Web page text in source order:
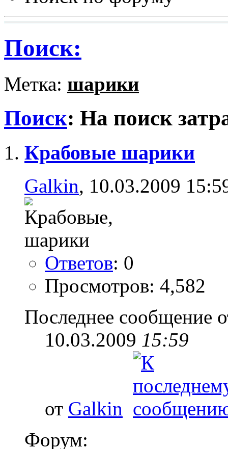
Поиск:
Метка: шарики
Поиск: На поиск
Крабовые шарики
Galkin, 10.03.2009
Ответов: 0
Просмотров: 4,582
Последнее сообщение
10.03.2009 15:59
от Galkin
Форум: